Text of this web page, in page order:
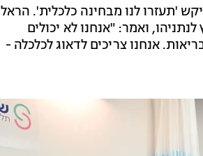
'תעזרו לנו מבחינה כלכלית'. הראל
לנתניהו, ואמר: "אנחנו לא יכולים
אנחנו צריכים לדאוג לכלכלה -